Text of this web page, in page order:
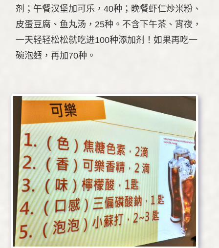
剂；午餐汉堡加可乐，40种；晚餐虾仁炒米粉、
皮蛋豆腐、鱼丸汤，25种。不含下午茶、宵夜，
一天轻轻松松就吃进100种添加剂！如果再吃一
碗泡麪，再加70种。